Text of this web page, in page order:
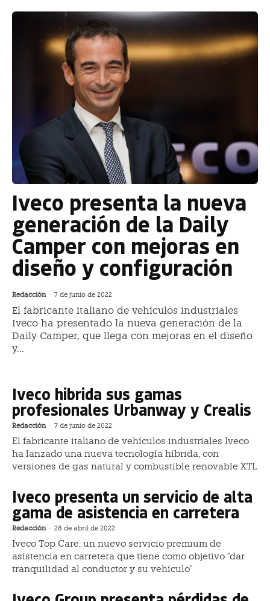
Iveco presenta la nueva
generación de la Daily
Camper con mejoras en
diseño y configuración
Redacción - 7 de junio de 2022
El fabricante italiano de vehículos industriales
Iveco ha presentado la nueva generación de la
Daily Camper, que llega con mejoras en el diseño
y...
Iveco hibrida sus gamas
profesionales Urbanway y Crealis
Redacción - 7 de junio de 2022
El fabricante italiano de vehículos industriales Iveco
ha lanzado una nueva tecnología híbrida, con
versiones de gas natural y combustible renovable XTL
Iveco presenta un servicio de alta
gama de asistencia en carretera
Redacción - 28 de abril de 2022
Iveco Top Care, un nuevo servicio premium de
asistencia en carretera que tiene como objetivo "dar
tranquilidad al conductor y su vehículo"